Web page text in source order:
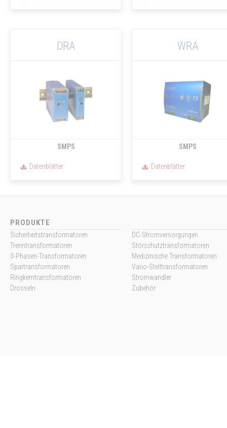
DRA
SMPS
Datenblätter
WRA
SMPS
Datenblätter
PRODUKTE
Sicherheitstransformatoren
Trenntransformatoren
3-Phasen-Transformatoren
Spartransformatoren
Ringkerntransformatoren
Drosseln
DC-Stromversorgungen
Störschutztransformatoren
Medizinische Transformatoren
Vario-Stelltransformatoren
Stromwandler
Zubehör